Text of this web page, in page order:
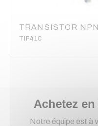
TRANSISTOR
TIP41C
Achetez
Notre équipe est à